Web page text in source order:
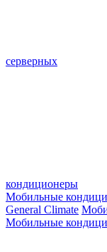
серверных
кондиционеры
Мобильные
General Climate
Мобильные